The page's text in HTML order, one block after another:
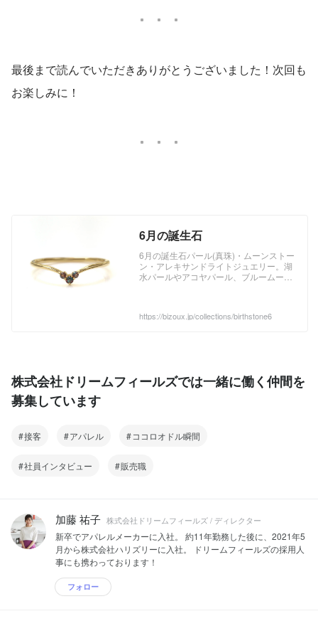
最後まで読んでいただきありがとうございました！次回も
お楽しみに！
6月の誕生石
6月の誕生石パール(真珠)・ムーンストー
ン・アレキサンドライトジュエリー。湖
水パールやアコヤパール、ブルームーン
https://bizoux.jp/collections/birthstone6
株式会社ドリームフィールズでは一緒に働く仲間を
募集しています
接客 アパレル ココロオドル瞬間
社員インタビュー 販売職
加藤 祐子 株式会社ドリームフィールズ / ディレクター
新卒でアパレルメーカーに入社。 約11年勤務した後に、2021年5
月から株式会社ハリズリーに入社。 ドリームフィールズの採用人
事にも携わっております！
フォロー